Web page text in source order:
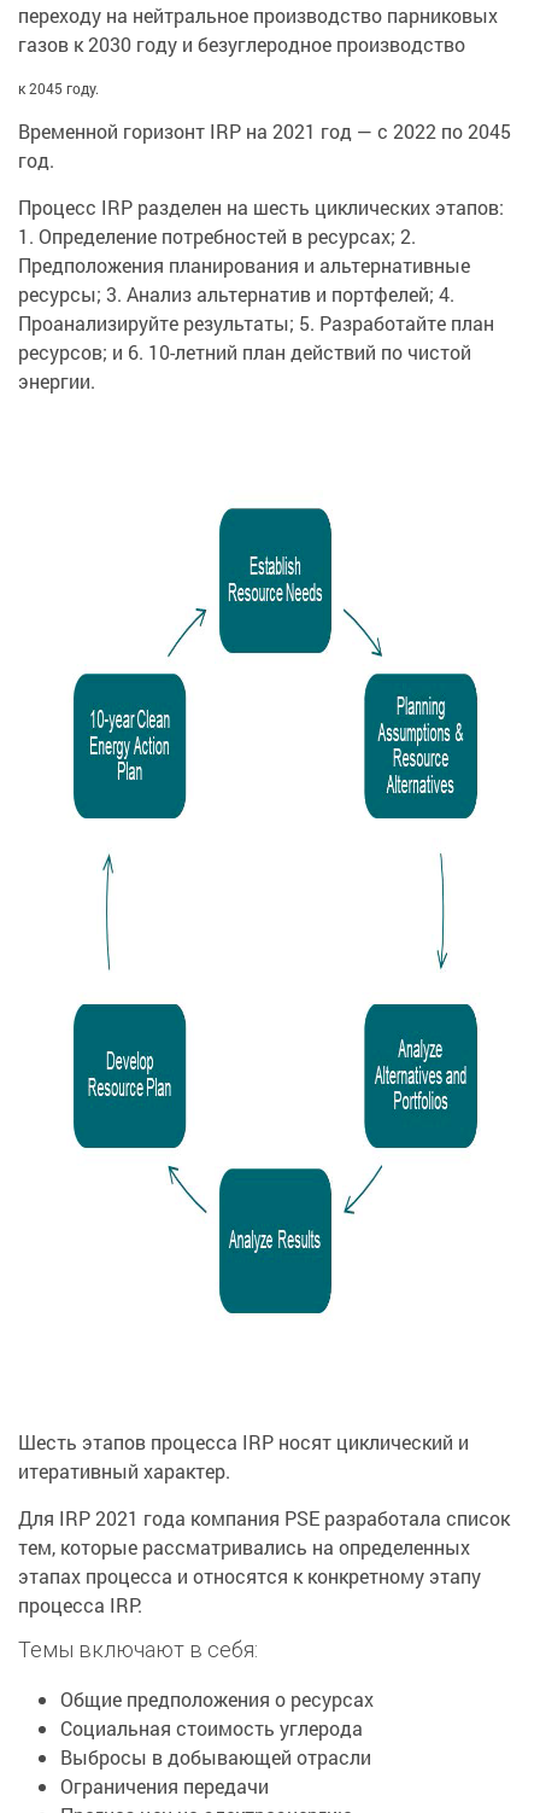
переходу на нейтральное производство парниковых
газов к 2030 году и безуглеродное производство
к 2045 году.
Временной горизонт IRP на 2021 год — с 2022 по 2045
год.
Процесс IRP разделен на шесть циклических этапов:
1. Определение потребностей в ресурсах; 2.
Предположения планирования и альтернативные
ресурсы; 3. Анализ альтернатив и портфелей; 4.
Проанализируйте результаты; 5. Разработайте план
ресурсов; и 6. 10-летний план действий по чистой
энергии.
Шесть этапов процесса IRP носят циклический и
итеративный характер.
Для IRP 2021 года компания PSE разработала список
тем, которые рассматривались на определенных
этапах процесса и относятся к конкретному этапу
процесса IRP.
Темы включают в себя:
Общие предположения о ресурсах
Социальная стоимость углерода
Выбросы в добывающей отрасли
Ограничения передачи